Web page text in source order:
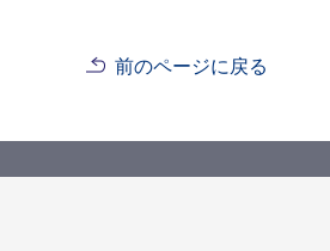
前のページに戻る